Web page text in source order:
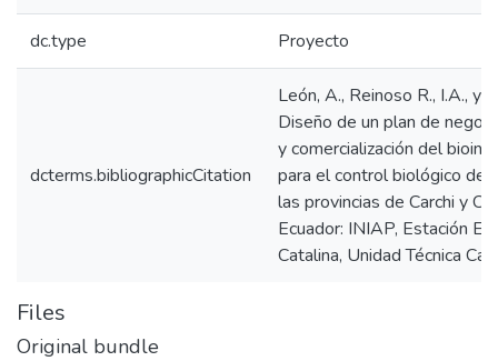
dc.type Proyecto
dcterms.bibliographicCitation
León, A., Reinoso R., I.A., y
Diseño de un plan de
y comercialización del
para el control biológico de
las provincias de Carchi y
Ecuador: INIAP, Estación
Catalina, Unidad Técnica
Files
Original bundle